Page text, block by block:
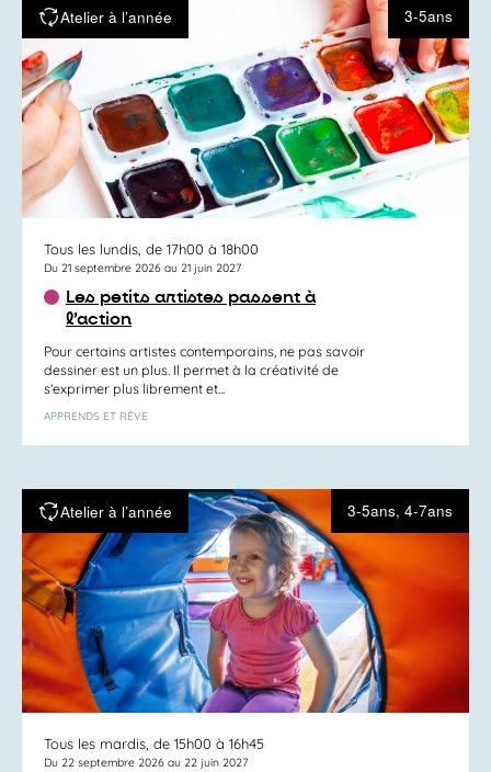
Atelier à l’année 3-5ans
Tous les lundis, de 17h00 à 18h00
Du 21 septembre 2026 au 21 juin 2027
Les petits artistes passent à
l’action
Pour certains artistes contemporains, ne pas savoir
dessiner est un plus. Il permet à la créativité de
s’exprimer plus librement et...
APPRENDS ET RÊVE
Atelier à l’année 3-5ans, 4-7ans
Tous les mardis, de 15h00 à 16h45
Du 22 septembre 2026 au 22 juin 2027